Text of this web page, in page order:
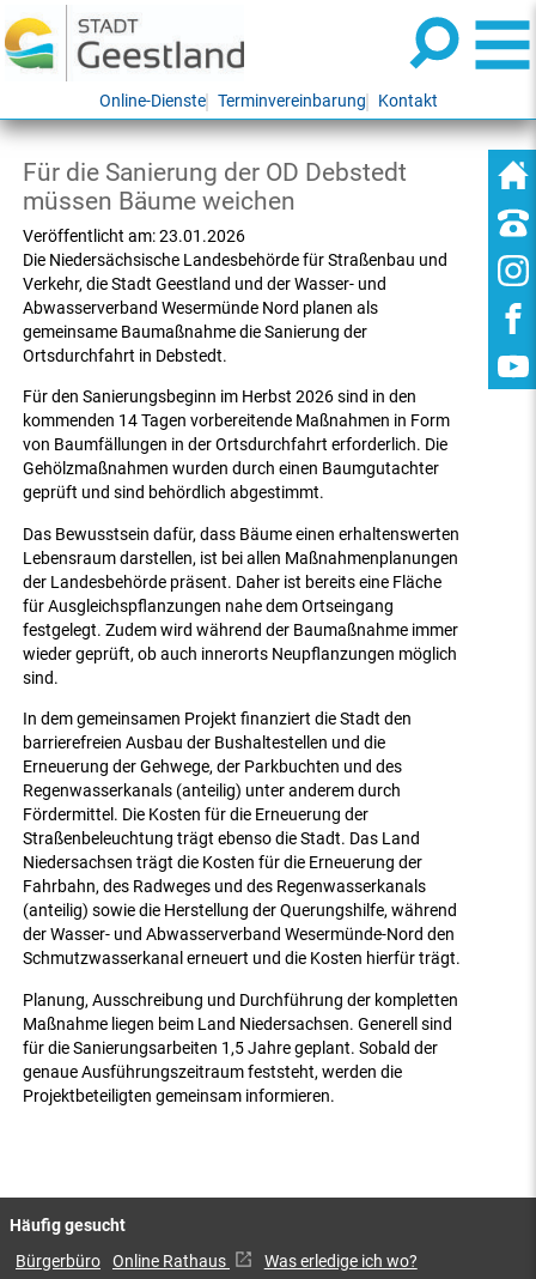
Online-Dienste Terminvereinbarung Kontakt
Für die Sanierung der OD Debstedt
müssen Bäume weichen
Veröffentlicht am:23.01.2026
Die Niedersächsische Landesbehörde für Straßenbau und
Verkehr, die Stadt Geestland und der Wasser- und
Abwasserverband Wesermünde Nord planen als
gemeinsame Baumaßnahme die Sanierung der
Ortsdurchfahrt in Debstedt.
Für den Sanierungsbeginn im Herbst 2026 sind in den
kommenden 14 Tagen vorbereitende Maßnahmen in Form
von Baumfällungen in der Ortsdurchfahrt erforderlich. Die
Gehölzmaßnahmen wurden durch einen Baumgutachter
geprüft und sind behördlich abgestimmt.
Das Bewusstsein dafür, dass Bäume einen erhaltenswerten
Lebensraum darstellen, ist bei allen Maßnahmenplanungen
der Landesbehörde präsent. Daher ist bereits eine Fläche
für Ausgleichspflanzungen nahe dem Ortseingang
festgelegt. Zudem wird während der Baumaßnahme immer
wieder geprüft, ob auch innerorts Neupflanzungen möglich
sind.
In dem gemeinsamen Projekt finanziert die Stadt den
barrierefreien Ausbau der Bushaltestellen und die
Erneuerung der Gehwege, der Parkbuchten und des
Regenwasserkanals (anteilig) unter anderem durch
Fördermittel. Die Kosten für die Erneuerung der
Straßenbeleuchtung trägt ebenso die Stadt. Das Land
Niedersachsen trägt die Kosten für die Erneuerung der
Fahrbahn, des Radweges und des Regenwasserkanals
(anteilig) sowie die Herstellung der Querungshilfe, während
der Wasser- und Abwasserverband Wesermünde-Nord den
Schmutzwasserkanal erneuert und die Kosten hierfür trägt.
Planung, Ausschreibung und Durchführung der kompletten
Maßnahme liegen beim Land Niedersachsen. Generell sind
für die Sanierungsarbeiten 1,5 Jahre geplant. Sobald der
genaue Ausführungszeitraum feststeht, werden die
Projektbeteiligten gemeinsam informieren.
Häufig gesucht
Bürgerbüro Online Rathaus
Was erledige ich wo?